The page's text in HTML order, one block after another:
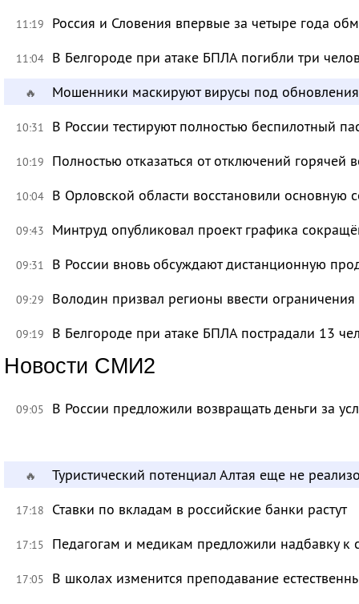
11:19 Россия и Словения впервые за четыре года
11:04 В Белгороде при атаке БПЛА погибли три
🔥 Мошенники маскируют вирусы под
10:31 В России тестируют полностью беспилотный
10:19 Полностью отказаться от отключений горячей
10:04 В Орловской области восстановили основную
09:43 Минтруд опубликовал проект графика
09:31 В России вновь обсуждают дистанционную
09:29 Володин призвал регионы ввести
09:19 В Белгороде при атаке БПЛА пострадали 13
Новости СМИ2
09:05 В России предложили возвращать деньги за
🔥 Туристический потенциал Алтая еще не
17:18 Ставки по вкладам в российские банки растут
17:15 Педагогам и медикам предложили надбавку к
17:05
В школах изменится преподавание